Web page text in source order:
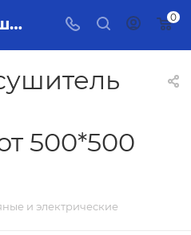
Полотенцесушитель САНПРИЗ вод.Фокстрот 500*500 с/п Тольятти - купить в интернет-магазине, каталог с ценами и характеристиками 0
500*500
и электрические